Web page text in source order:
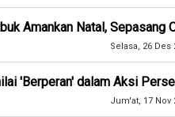
Amankan Natal,
Selasa, 26 Des
'Berperan' dalam Aksi
Jum'at, 17 Nov